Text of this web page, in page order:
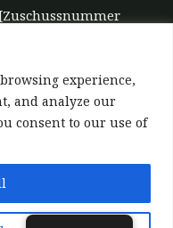
experience,
and analyze our
consent to our use of
project
Ltd.
für Werkzeuge